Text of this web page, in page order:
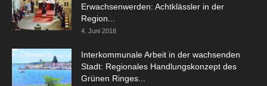
Erwachsenwerden: Achtklässler in der
Region...
4. Juni 2018
Interkommunale Arbeit in der wachsenden
Stadt: Regionales Handlungskonzept des
Grünen Ringes...